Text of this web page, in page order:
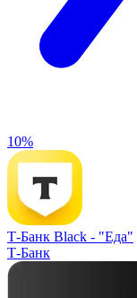
10%
Т-Банк Black - "Еда"
Т-Банк